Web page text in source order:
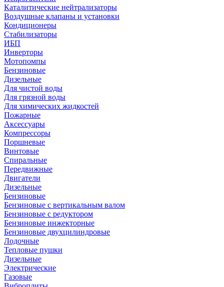
Каталитические нейтрализаторы
Воздушные клапаны и установки
Кондиционеры
Стабилизаторы
ИБП
Инверторы
Мотопомпы
Бензиновые
Дизельные
Для чистой воды
Для грязной воды
Для химических жидкостей
Пожарные
Аксессуары
Компрессоры
Поршневые
Винтовые
Спиральные
Передвижные
Двигатели
Дизельные
Бензиновые
Бензиновые с вертикальным валом
Бензиновые с редуктором
Бензиновые инжекторные
Бензиновые двухцилиндровые
Лодочные
Тепловые пушки
Дизельные
Электрические
Газовые